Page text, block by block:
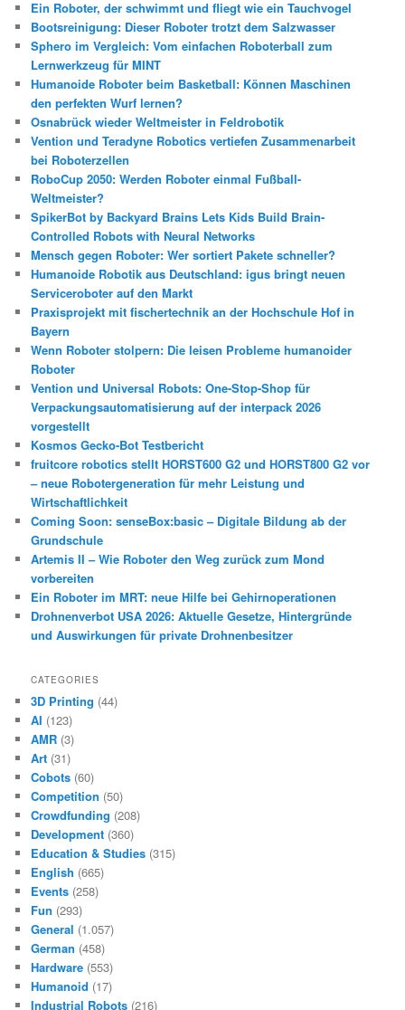
Ein Roboter, der schwimmt und fliegt wie ein Tauchvogel
Bootsreinigung: Dieser Roboter trotzt dem Salzwasser
Sphero im Vergleich: Vom einfachen Roboterball zum
Lernwerkzeug für MINT
Humanoide Roboter beim Basketball: Können Maschinen
den perfekten Wurf lernen?
Osnabrück wieder Weltmeister in Feldrobotik
Vention und Teradyne Robotics vertiefen Zusammenarbeit
bei Roboterzellen
RoboCup 2050: Werden Roboter einmal Fußball-
Weltmeister?
SpikerBot by Backyard Brains Lets Kids Build Brain-
Controlled Robots with Neural Networks
Mensch gegen Roboter: Wer sortiert Pakete schneller?
Humanoide Robotik aus Deutschland: igus bringt neuen
Serviceroboter auf den Markt
Praxisprojekt mit fischertechnik an der Hochschule Hof in
Bayern
Wenn Roboter stolpern: Die leisen Probleme humanoider
Roboter
Vention und Universal Robots: One-Stop-Shop für
Verpackungsautomatisierung auf der interpack 2026
vorgestellt
Kosmos Gecko-Bot Testbericht
fruitcore robotics stellt HORST600 G2 und HORST800 G2 vor
– neue Robotergeneration für mehr Leistung und
Wirtschaftlichkeit
Coming Soon: senseBox:basic – Digitale Bildung ab der
Grundschule
Artemis II – Wie Roboter den Weg zurück zum Mond
vorbereiten
Ein Roboter im MRT: neue Hilfe bei Gehirnoperationen
Drohnenverbot USA 2026: Aktuelle Gesetze, Hintergründe
und Auswirkungen für private Drohnenbesitzer
CATEGORIES
3D Printing (44)
AI (123)
AMR (3)
Art (31)
Cobots (60)
Competition (50)
Crowdfunding (208)
Development (360)
Education & Studies (315)
English (665)
Events (258)
Fun (293)
General (1.057)
German (458)
Hardware (553)
Humanoid (17)
Industrial Robots (216)